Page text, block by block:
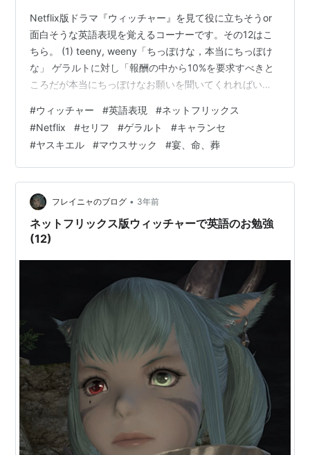
Netflix版ドラマ『ウィッチャー』を見て役に立ちそうor
面白そうな英語表現を覚えるコーナーです。その12はこ
ちら。 (1) teeny, weeny「ちっぽけな，本当にちっぽけ
な」 ゲラルトに対し「報酬の中から10%を要求すべきと
ころだが本当にちっぽけなお願いを聞いてくれればいい
感じですかね。teeny の語源は tiny です。 (2) on
second thought(s)「（やっぱり）考え直した結果」
thoughts とするのは主にイギリス英語だそうです。 (3) I
wouldn't count on leaving befor…
#ウィッチャー #英語表現 #ネットフリックス
#Netflix #セリフ #ゲラルト #キャランセ
#ヤスキエル #マウスサック #宴、命、葬
フレイニャのブログ • 3年前
ネットフリックス版ウィッチャーで英語のお勉強
(12)